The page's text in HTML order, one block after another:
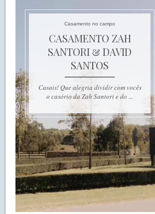
Casamento no campo
CASAMENTO ZAH
SANTORI & DAVID
SANTOS
Casais! Que alegria dividir com vocês
o casório da Zah Santori e do ...